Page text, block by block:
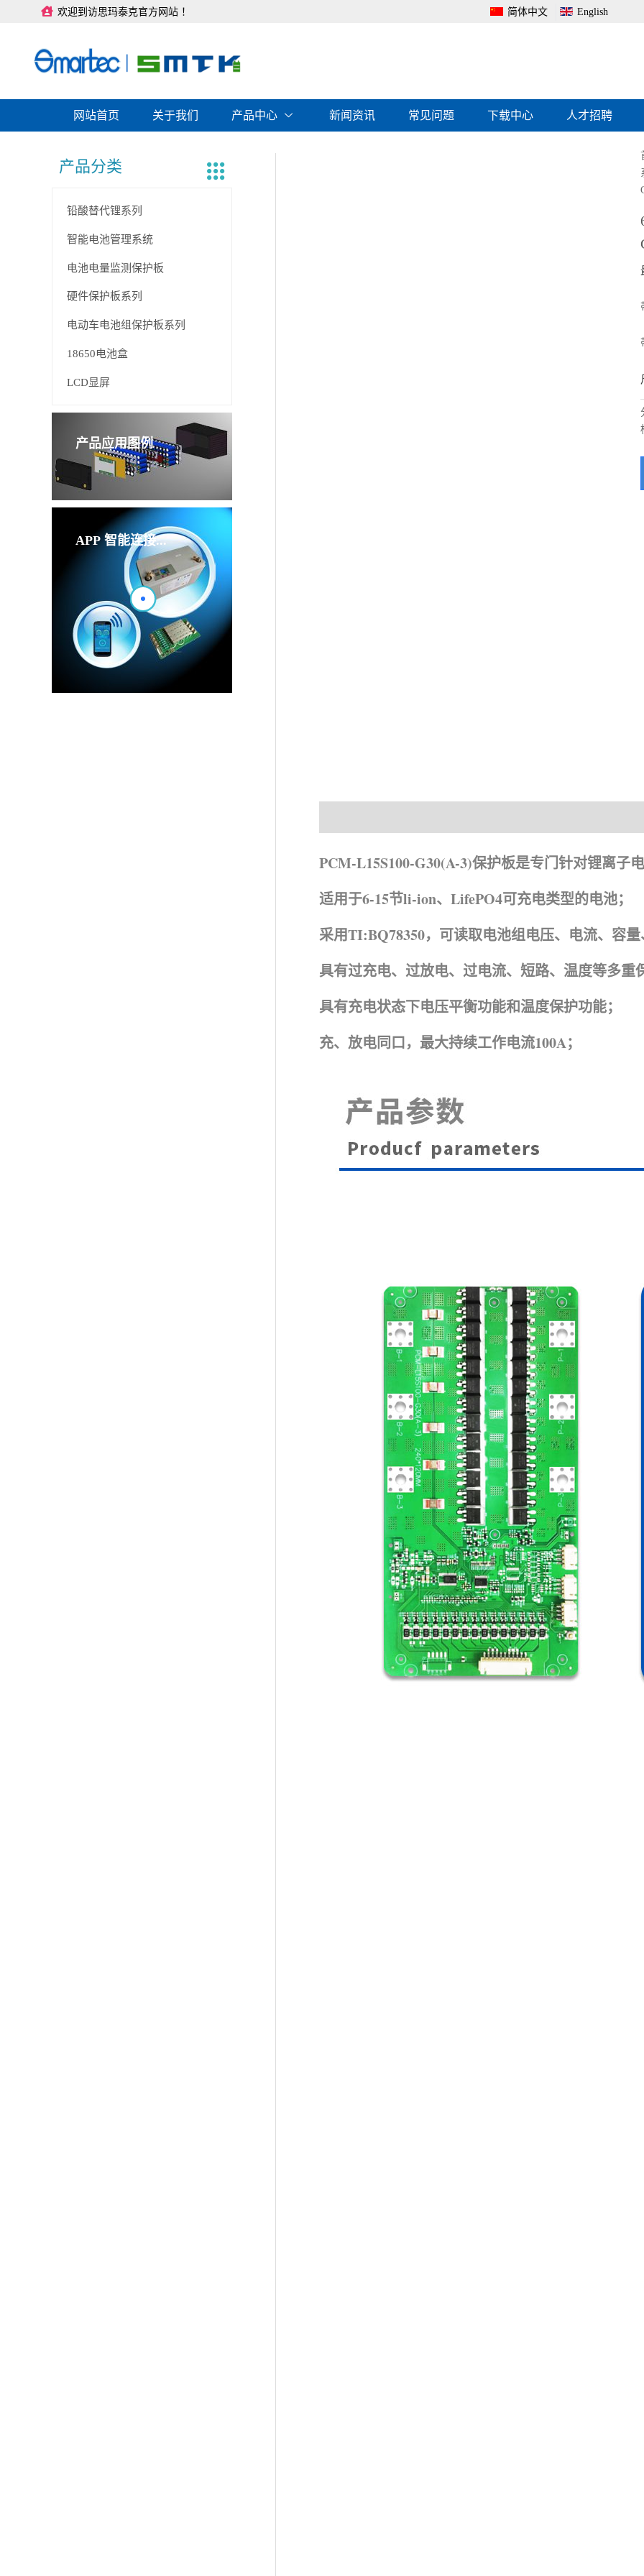
欢迎到访思玛泰克官方网站 ！ 简体中文 English
网站首页 关于我们 产品中心 新闻资讯 常见问题 下载中心 人才招聘
产品分类
铅酸替代锂系列
智能电池管理系统
电池电量监测保护板
硬件保护板系列
电动车电池组保护板系列
18650电池盒
LCD显屏
产品应用图例
APP 智能连接...
PCM-L15S100-G30(A-3)保护板是专门针对锂离子
适用于6-15节li-ion、LifePO4可充电类型的电池；
采用TI:BQ78350，可读取电池组电压、电流、容量
具有过充电、过放电、过电流、短路、温度等多重
具有充电状态下电压平衡功能和温度保护功能；
充、放电同口，最大持续工作电流100A；